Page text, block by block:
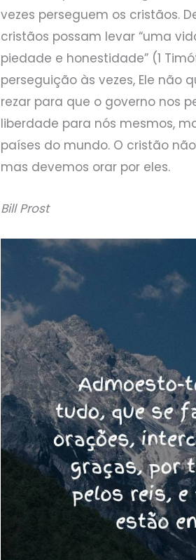
vezes perseguem os cristãos.
cristãos possam levar “uma
piedade e honestidade” (1
perseguição às vezes, Ele não
rezar para que o governo nos
liberdade para nós mesmos,
países do mundo. O cristão
mas devemos orar por eles.
Bill Prost